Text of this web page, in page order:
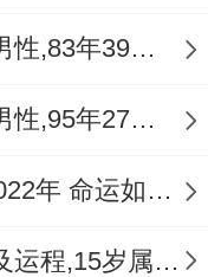
1983年属猪人2022年运势男性,83年39岁属猪男2022年每月运程怎么样
1995年属猪人2022年运势男性,95年27岁属猪男2022年每月运程怎么样
属猪的今年多大了岁数表2022年 命运如何？
2007年属猪女2022年运势及运程,15岁属猪人2022全年每月运势女性如何